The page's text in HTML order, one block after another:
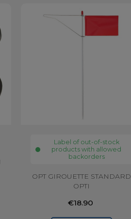
Label of out-of-stock
products with allowed
backorders
OPT GIROUETTE STANDARD
OPTI
€18.90